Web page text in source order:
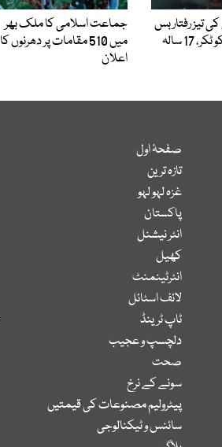
تیز رفتار بس
کی موٹرسائیکل کو ٹکر، 17 سالہ
جماعت اسلامی کا ملک بھر
میں 510 مقامات پر دھرنوں کا
اعلان
صفحۂ اول
تازہ ترین
غزہ لہو لہو
پاکستان
انٹر نیشنل
کھیل
انٹرٹینمنٹ
لائف اسٹائل
ٹاپ ٹرینڈ
دلچسپ و عجیب
صحت
سونے کے نرخ
پیٹرولیم مصنوعات کی قیمتیں
سائنس و ٹیکنالوجی